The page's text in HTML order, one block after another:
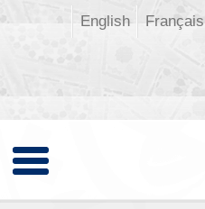
Français
English